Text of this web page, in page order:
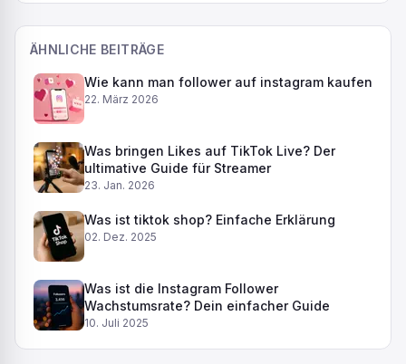
ÄHNLICHE BEITRÄGE
Wie kann man follower auf instagram kaufen
22. März 2026
Was bringen Likes auf TikTok Live? Der
ultimative Guide für Streamer
23. Jan. 2026
Was ist tiktok shop? Einfache Erklärung
02. Dez. 2025
Was ist die Instagram Follower
Wachstumsrate? Dein einfacher Guide
10. Juli 2025